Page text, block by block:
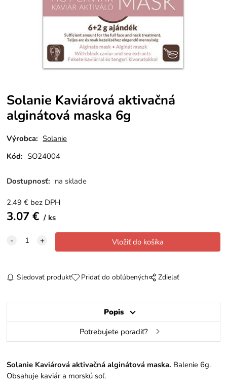
Solanie Kaviárová aktivačná
alginátová maska 6g
Výrobca: Solanie
Kód: SO24004
Dostupnosť: na sklade
2.49 € bez DPH
3.07€ ks
Sledovať produkt Pridať do obľúbených Zdielať
Popis
Potrebujete poradiť?
Solanie Kaviárová aktivačná alginátová maska. Balenie 6g.
Obsahuje kaviár a morskú soľ.